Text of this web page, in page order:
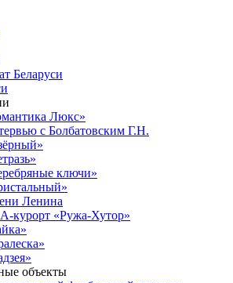
Беларуси
Люкс»
с Болбатовским Г.Н.
ключи»
Ленина
курорт «Ружа-Хутор»
объекты